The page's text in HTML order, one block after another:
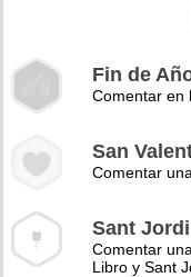
Fin de
Comentar en
San
Comentar
Sant Jordi
Comentar
Libro y Sant